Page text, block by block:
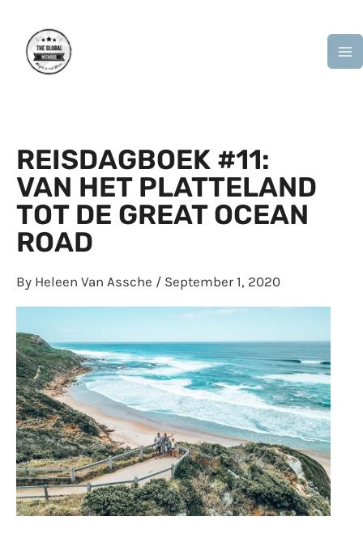
content
REISDAGBOEK #11:
VAN HET PLATTELAND
TOT DE GREAT OCEAN
ROAD
By Heleen Van Assche / September 1, 2020